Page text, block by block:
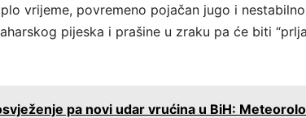
vrijeme, povremeno pojačan jugo i nestabilno
pijeska i prašine u zraku pa će biti
pa novi udar vrućina u BiH: